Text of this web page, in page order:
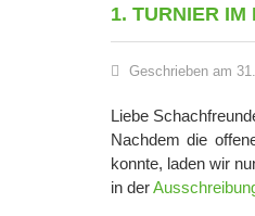
1. TURNIER
Geschrieben am
Liebe
Nachdem die
konnte, laden wir
in der